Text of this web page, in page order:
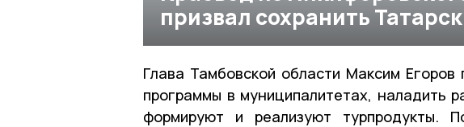
призвал сохранить
Глава Тамбовской области Максим Егоров
программы в муниципалитетах, наладить
формируют и реализуют турпродукты.